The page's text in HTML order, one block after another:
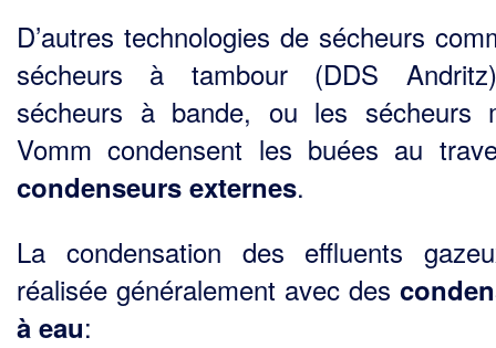
D’autres technologies de sécheurs
sécheurs à tambour (DDS
sécheurs à bande, ou les sécheurs
Vomm condensent les buées au
condenseurs externes.
La condensation des effluents
réalisée généralement avec des
à eau: